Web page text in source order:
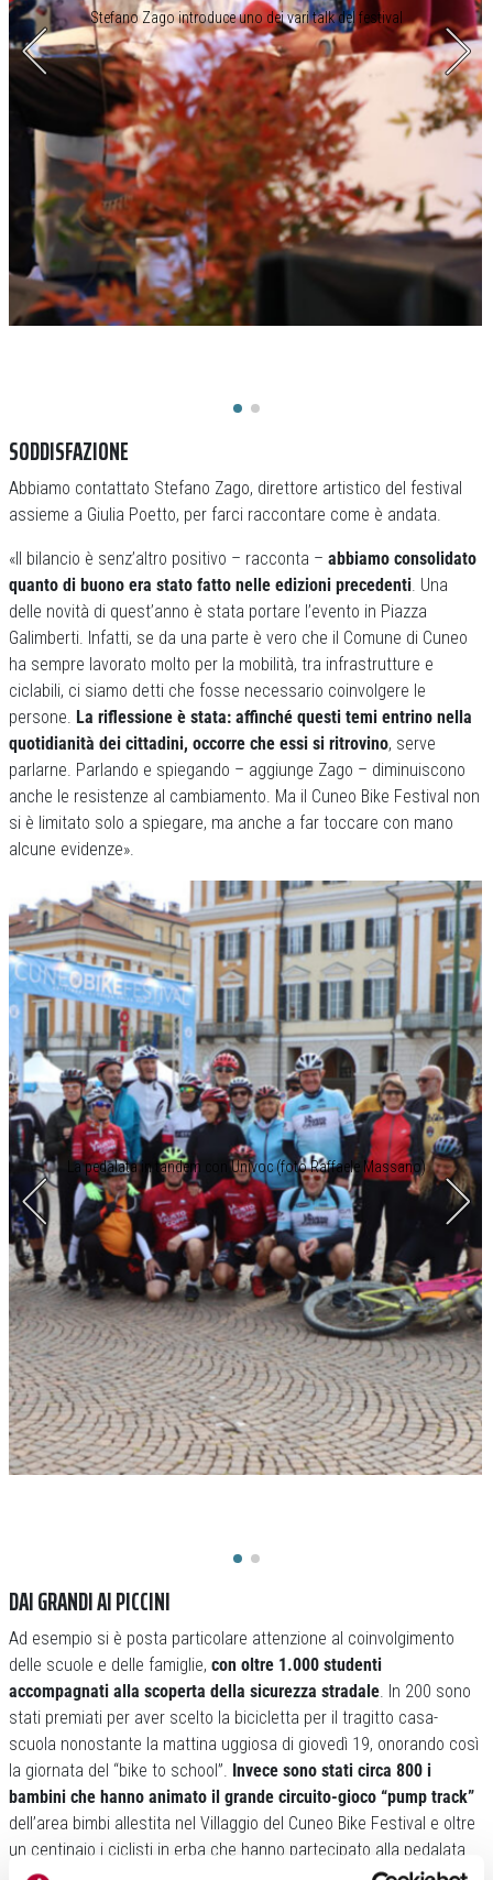
Stefano Zago introduce uno dei vari talk del festival
SODDISFAZIONE
Abbiamo contattato Stefano Zago, direttore artistico del festival
assieme a Giulia Poetto, per farci raccontare come è andata.
«Il bilancio è senz’altro positivo – racconta – abbiamo consolidato
quanto di buono era stato fatto nelle edizioni precedenti. Una
delle novità di quest’anno è stata portare l’evento in Piazza
Galimberti. Infatti, se da una parte è vero che il Comune di Cuneo
ha sempre lavorato molto per la mobilità, tra infrastrutture e
ciclabili, ci siamo detti che fosse necessario coinvolgere le
persone. La riflessione è stata: affinché questi temi entrino nella
quotidianità dei cittadini, occorre che essi si ritrovino, serve
parlarne. Parlando e spiegando – aggiunge Zago – diminuiscono
anche le resistenze al cambiamento. Ma il Cuneo Bike Festival non
si è limitato solo a spiegare, ma anche a far toccare con mano
alcune evidenze».
La pedalata in tandem con Univoc (foto Raffaele Massano)
DAI GRANDI AI PICCINI
Ad esempio si è posta particolare attenzione al coinvolgimento
delle scuole e delle famiglie, con oltre 1.000 studenti
accompagnati alla scoperta della sicurezza stradale . In 200 sono
stati premiati per aver scelto la bicicletta per il tragitto casa-
scuola nonostante la mattina uggiosa di giovedì 19, onorando così
la giornata del “bike to school”. Invece sono stati circa 800 i
bambini che hanno animato il grande circuito-gioco “pump track”
dell’area bimbi allestita nel Villaggio del Cuneo Bike Festival e oltre
un centinaio i ciclisti in erba che hanno partecipato alla pedalata